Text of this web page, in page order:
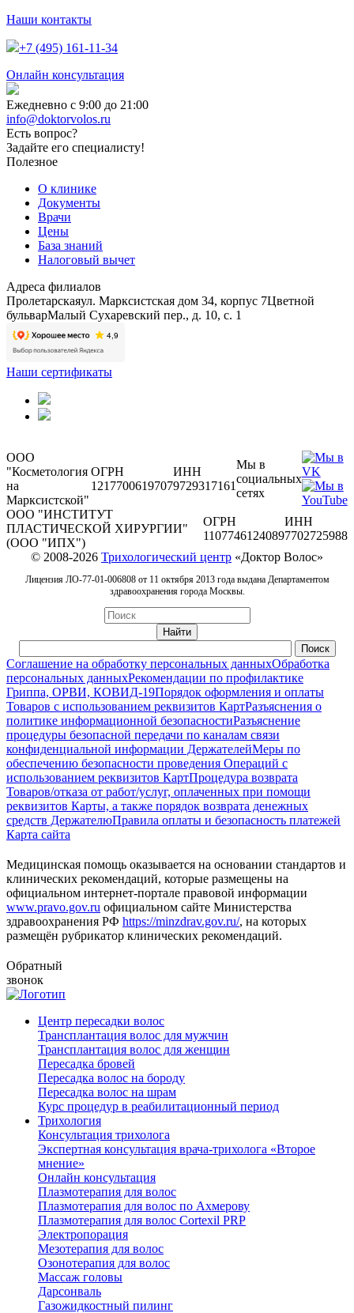
Наши контакты
+7 (495) 161-11-34
Онлайн консультация
Ежедневно с 9:00 до 21:00
info@doktorvolos.ru
Есть вопрос?
Задайте его специалисту!
Полезное
О клинике
Документы
Врачи
Цены
База знаний
Налоговый вычет
Адреса филиалов
Пролетарскаяул. Марксистская дом 34, корпус 7Цветной
бульварМалый Сухаревский пер., д. 10, с. 1
Наши сертификаты
ООО
"Косметология
на
Марксистской"
ОГРН
1217700619707
ИНН
9729317161
Мы в
социальных
сетях
ООО "ИНСТИТУТ
ПЛАСТИЧЕСКОЙ ХИРУРГИИ"
(ООО "ИПХ")
ОГРН
1107746124089
ИНН
7702725988
© 2008-2026 Трихологический центр «Доктор Волос»
Лицензия ЛО-77-01-006808 от 11 октября 2013 года выдана Департаментом
здравоохранения города Москвы.
Соглашение на обработку персональных данныхОбработка
персональных данныхРекомендации по профилактике
Гриппа, ОРВИ, КОВИД-19Порядок оформления и оплаты
Товаров с использованием реквизитов КартРазъяснения о
политике информационной безопасностиРазъяснение
процедуры безопасной передачи по каналам связи
конфиденциальной информации ДержателейМеры по
обеспечению безопасности проведения Операций с
использованием реквизитов КартПроцедура возврата
Товаров/отказа от работ/услуг, оплаченных при помощи
реквизитов Карты, а также порядок возврата денежных
средств ДержателюПравила оплаты и безопасность платежей
Карта сайта
Медицинская помощь оказывается на основании стандартов и
клинических рекомендаций, которые размещены на
официальном интернет-портале правовой информации
www.pravo.gov.ru официальном сайте Министерства
здравоохранения РФ https://minzdrav.gov.ru/, на которых
размещён рубрикатор клинических рекомендаций.
Обратный
звонок
Центр пересадки волос
Трансплантация волос для мужчин
Трансплантация волос для женщин
Пересадка бровей
Пересадка волос на бороду
Пересадка волос на шрам
Курс процедур в реабилитационный период
Трихология
Консультация трихолога
Экспертная консультация врача-трихолога «Второе
мнение»
Онлайн консультация
Плазмотерапия для волос
Плазмотерапия для волос по Ахмерову
Плазмотерапия для волос Cortexil PRP
Электропорация
Мезотерапия для волос
Озонотерапия для волос
Массаж головы
Дарсонваль
Газожидкостный пилинг